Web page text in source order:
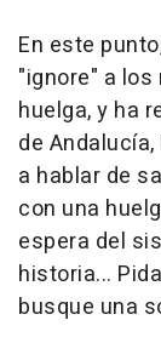
En este
"ignore" a
huelga, y ha
de
a hablar de
con una
espera del
historia...
busque una